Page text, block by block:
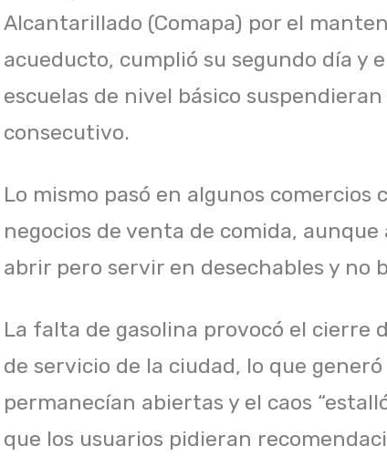
Alcantarillado (Comapa) por el
acueducto, cumplió su segundo día y
escuelas de nivel básico
consecutivo.
Lo mismo pasó en algunos comercios
negocios de venta de comida,
abrir pero servir en desechables y no
La falta de gasolina provocó el cierre
de servicio de la ciudad, lo que
permanecían abiertas y el caos
que los usuarios pidieran